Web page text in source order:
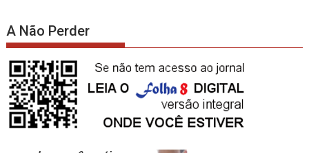
A Não Perder